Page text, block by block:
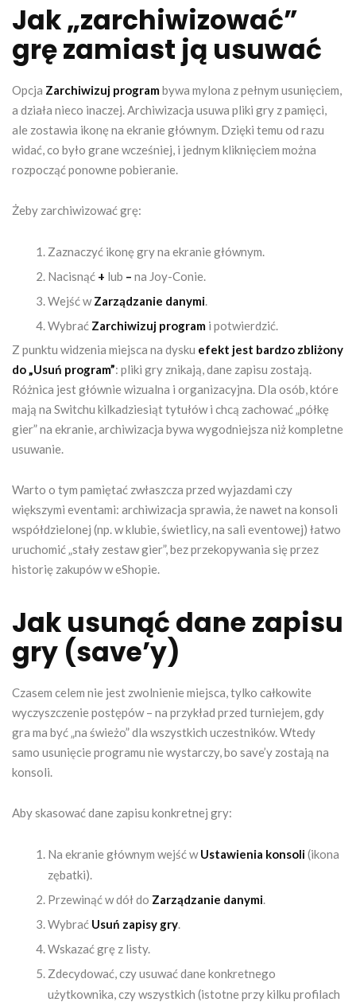
Jak „zarchiwizować”
grę zamiast ją usuwać
Opcja Zarchiwizuj program bywa mylona z pełnym usunięciem,
a działa nieco inaczej. Archiwizacja usuwa pliki gry z pamięci,
ale zostawia ikonę na ekranie głównym. Dzięki temu od razu
widać, co było grane wcześniej, i jednym kliknięciem można
rozpocząć ponowne pobieranie.
Żeby zarchiwizować grę:
Zaznaczyć ikonę gry na ekranie głównym.
Nacisnąć + lub – na Joy-Conie.
Wejść wZarządzanie danymi
Wybrać Zarchiwizuj program i potwierdzić.
Z punktu widzenia miejsca na dysku efekt jest bardzo zbliżony
do „Usuń program”: pliki gry znikają, dane zapisu zostają.
Różnica jest głównie wizualna i organizacyjna. Dla osób, które
mają na Switchu kilkadziesiąt tytułów i chcą zachować „półkę
gier” na ekranie, archiwizacja bywa wygodniejsza niż kompletne
usuwanie.
Warto o tym pamiętać zwłaszcza przed wyjazdami czy
większymi eventami: archiwizacja sprawia, że nawet na konsoli
współdzielonej (np. w klubie, świetlicy, na sali eventowej) łatwo
uruchomić „stały zestaw gier”, bez przekopywania się przez
historię zakupów w eShopie.
Jak usunąć dane zapisu
gry (save’y)
Czasem celem nie jest zwolnienie miejsca, tylko całkowite
wyczyszczenie postępów – na przykład przed turniejem, gdy
gra ma być „na świeżo” dla wszystkich uczestników. Wtedy
samo usunięcie programu nie wystarczy, bo save’y zostają na
konsoli.
Aby skasować dane zapisu konkretnej gry:
Na ekranie głównym wejść wUstawienia konsoli(ikona
zębatki).
Przewinąć w dół do Zarządzanie danymi
Wybrać Usuń zapisy gry
Wskazać grę z listy.
Zdecydować, czy usuwać dane konkretnego
użytkownika, czy wszystkich (istotne przy kilku profilach